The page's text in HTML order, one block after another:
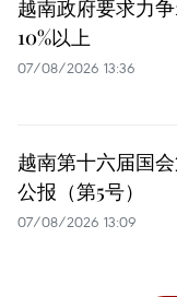
越南政府要求力
10%以上
07/08/2026 13:36
越南第十六届国
公报（第5号）
07/08/2026 13:09